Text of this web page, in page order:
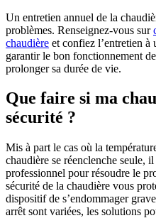
Un entretien annuel de la
problèmes. Renseignez-vous sur
chaudière et confiez l’entretien
garantir le bon fonctionnement
prolonger sa durée de vie.
Que faire si ma
sécurité ?
Mis à part le cas où la
chaudière se réenclenche seule,
professionnel pour résoudre le
sécurité de la chaudière vous
dispositif de s’endommager
arrêt sont variées, les solutions